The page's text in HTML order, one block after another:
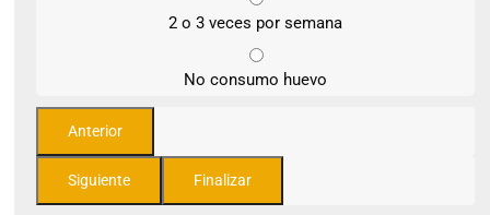
2 o 3 veces por semana
No consumo huevo